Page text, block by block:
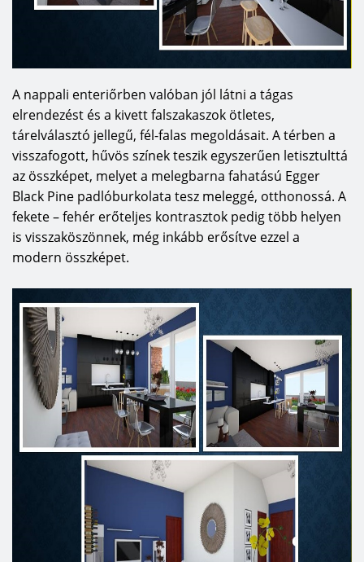
A nappali enteriőrben valóban jól látni a tágas
elrendezést és a kivett falszakaszok ötletes,
tárelválasztó jellegű, fél-falas megoldásait. A térben a
visszafogott, hűvös színek teszik egyszerűen letisztulttá
az összképet, melyet a melegbarna fahatású Egger
Black Pine padlóburkolata tesz meleggé, otthonossá. A
fekete – fehér erőteljes kontrasztok pedig több helyen
is visszaköszönnek, még inkább erősítve ezzel a
modern összképet.